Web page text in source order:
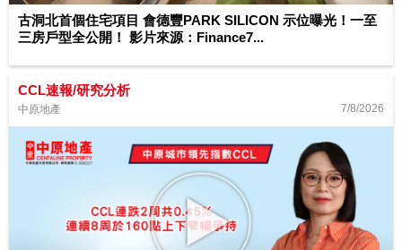
古洞北首個住宅項目 會德豐PARK SILICON 示位曝光！一至
三房戶型全公開！ 影片來源：Finance7...
CCL速報/研究分析
中原地產 7/8/2026